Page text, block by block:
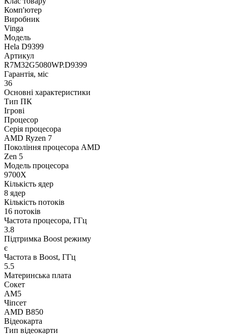
Комп'ютер
Виробник
Vinga
Модель
Hela D9399
Артикул
R7M32G5080WP.D9399
Гарантія, міс
36
Основні характеристики
Тип ПК
Ігрові
Процесор
Серія процесора
AMD Ryzen 7
Покоління процесора AMD
Zen 5
Модель процесора
9700X
Кількість ядер
8 ядер
Кількість потоків
16 потоків
Частота процесора, ГГц
3.8
Підтримка Boost режиму
є
Частота в Boost, ГГц
5.5
Материнська плата
Сокет
AM5
Чіпсет
AMD B850
Відеокарта
Тип відеокарти